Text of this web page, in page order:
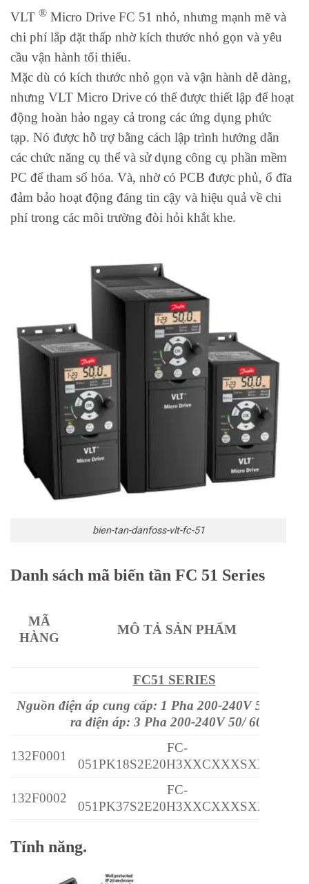
VLT ® Micro Drive FC 51 nhỏ, nhưng mạnh mẽ và
chi phí lắp đặt thấp nhờ kích thước nhỏ gọn và yêu
cầu vận hành tối thiểu.
Mặc dù có kích thước nhỏ gọn và vận hành dễ dàng,
nhưng VLT Micro Drive có thể được thiết lập để hoạt
động hoàn hảo ngay cả trong các ứng dụng phức
tạp. Nó được hỗ trợ bằng cách lập trình hướng dẫn
các chức năng cụ thể và sử dụng công cụ phần mềm
PC để tham số hóa. Và, nhờ có PCB được phủ, ổ đĩa
đảm bảo hoạt động đáng tin cậy và hiệu quả về chi
phí trong các môi trường đòi hỏi khắt khe.
bien-tan-danfoss-vlt-fc-51
Danh sách mã biến tần FC 51 Series
MÃ
HÀNG
MÔ TẢ SẢN PHẨM
FC51 SERIES
Nguồn điện áp cung cấp: 1 Pha 200-240V 50/ 60Hz
ra điện áp: 3 Pha 200-240V 50/ 60Hz
132F0001
FC-
051PK18S2E20H3XXCXXXSXXX
132F0002
FC-
051PK37S2E20H3XXCXXXSXXX
132F0003
051PK75S2E20H3XXCXXXSXXX
Tính năng.